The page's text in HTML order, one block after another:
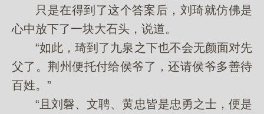
只是在得到了这个答案后，刘琦就仿佛是
心中放下了一块大石头，说道。
“如此，琦到了九泉之下也不会无颜面对先
父了。荆州便托付给侯爷了，还请侯爷多善待
百姓。”
“且刘磐、文聘、黄忠皆是忠勇之士，便是